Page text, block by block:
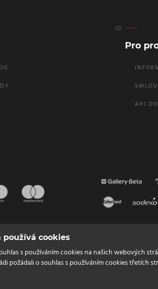
Pro
API
cookies
s používáním cookies na našich webových
požádali o souhlas s používáním cookies třetích